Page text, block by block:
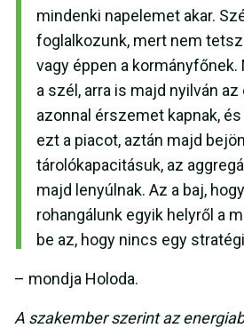
mindenki napelemet akar.
foglalkozunk, mert nem
vagy éppen a
a szél, arra is majd nyilván
azonnal érszemet kapnak,
ezt a piacot, aztán majd
tárolókapacitásuk, az
majd lenyúlnak. Az a baj,
rohangálunk egyik helyről a
be az, hogy nincs egy
– mondja Holoda.
A szakember szerint az